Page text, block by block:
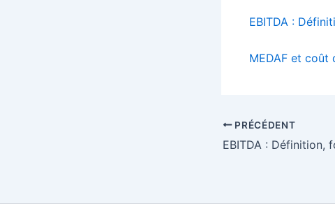
EBITDA :
MEDAF et coût
PRÉCÉDENT